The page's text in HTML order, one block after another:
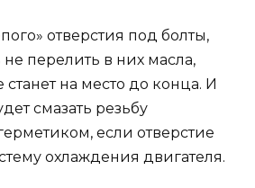
отверстия под болты,
не перелить в них масла,
станет на место до конца. И
смазать резьбу
если отверстие
охлаждения двигателя.